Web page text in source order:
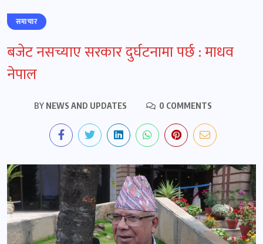
समाचार
बजेट नसच्याए सरकार दुर्घटनामा पर्छ : माधव
नेपाल
BYNEWS AND UPDATES 0 COMMENTS